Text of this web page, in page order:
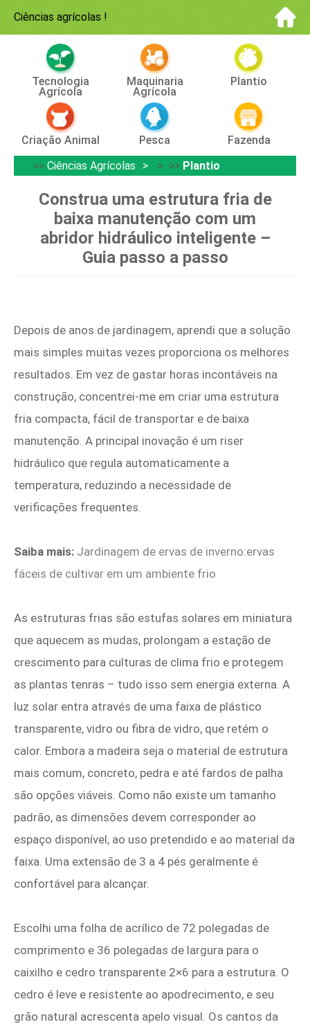
Ciências agrícolas !
Tecnologia
Agrícola
Maquinaria
Agrícola
Plantio
Criação Animal Pesca
Fazenda
>> Ciências Agrícolas > >> Plantio
Construa uma estrutura fria de
baixa manutenção com um
abridor hidráulico inteligente –
Guia passo a passo
Depois de anos de jardinagem, aprendi que a solução
mais simples muitas vezes proporciona os melhores
resultados. Em vez de gastar horas incontáveis ​​na
construção, concentrei-me em criar uma estrutura
fria compacta, fácil de transportar e de baixa
manutenção. A principal inovação é um riser
hidráulico que regula automaticamente a
temperatura, reduzindo a necessidade de
verificações frequentes.
Saiba mais: Jardinagem de ervas de inverno:ervas
fáceis de cultivar em um ambiente frio
As estruturas frias são estufas solares em miniatura
que aquecem as mudas, prolongam a estação de
crescimento para culturas de clima frio e protegem
as plantas tenras – tudo isso sem energia externa. A
luz solar entra através de uma faixa de plástico
transparente, vidro ou fibra de vidro, que retém o
calor. Embora a madeira seja o material de estrutura
mais comum, concreto, pedra e até fardos de palha
são opções viáveis. Como não existe um tamanho
padrão, as dimensões devem corresponder ao
espaço disponível, ao uso pretendido e ao material da
faixa. Uma extensão de 3 a 4 pés geralmente é
confortável para alcançar.
Escolhi uma folha de acrílico de 72 polegadas de
comprimento e 36 polegadas de largura para o
caixilho e cedro transparente 2×6 para a estrutura. O
cedro é leve e resistente ao apodrecimento, e seu
grão natural acrescenta apelo visual. Os cantos da